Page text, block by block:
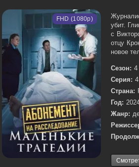
FHD (1080p)
убит.
с
отцу
новое
Сезон: 4
Серия: 4
Страна:
Год:
Жанр: